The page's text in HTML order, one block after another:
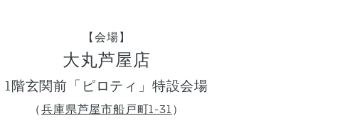
【会場】
大丸芦屋店
1階玄関前「ピロティ」特設会場
（兵庫県芦屋市船戸町1-31）